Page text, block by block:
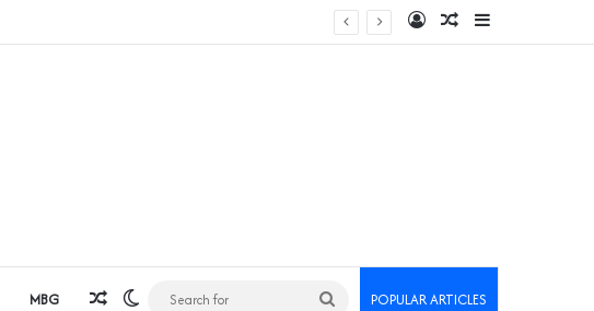
Log InRandom Article
Sidebar
MBG Random Article
Switch skin
SearchPOPULAR ARTICLES